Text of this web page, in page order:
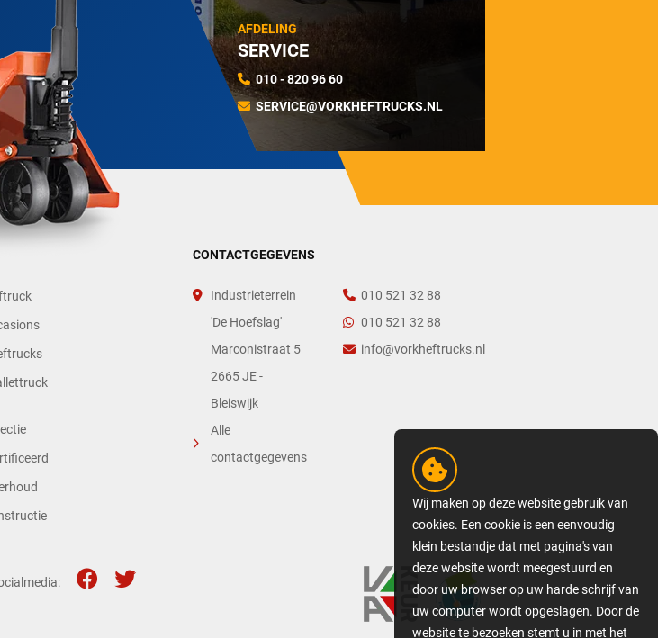
AFDELING
SERVICE
010 - 820 96 60
SERVICE@VORKHEFTRUCKS.NL
CONTACTGEGEVENS
Industrieterrein
'De Hoefslag'
Marconistraat 5
2665 JE -
Bleiswijk
Alle
contactgegevens
010 521 32 88
010 521 32 88
info@vorkheftrucks.nl
Wij maken op deze website gebruik van
cookies. Een cookie is een eenvoudig
klein bestandje dat met pagina's van
deze website wordt meegestuurd en
door uw browser op uw harde schrijf van
uw computer wordt opgeslagen. Door de
website te bezoeken stemt u in met het